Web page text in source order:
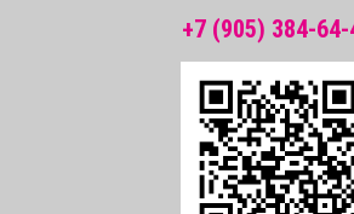
+7 (905) 384-64-